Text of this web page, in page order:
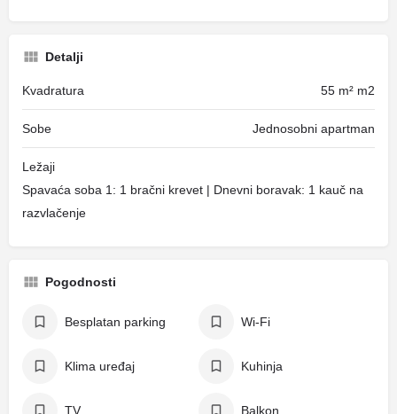
Detalji
Kvadratura 55 m² m2
Sobe Jednosobni apartman
Ležaji
Spavaća soba 1: 1 bračni krevet | Dnevni boravak: 1 kauč na
razvlačenje
Pogodnosti
Besplatan parking Wi-Fi
Klima uređaj Kuhinja
TV Balkon